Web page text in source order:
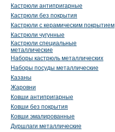
Кастрюли антипригарные
Кастрюли без покрытия
Кастрюли с керамическим покрытием
Кастрюли чугунные
Кастрюли специальные
металлические
Наборы кастрюль металлических
Наборы посуды металлические
Казаны
Жаровни
Ковши антипригарные
Ковши без покрытия
Ковши эмалированные
Дуршлаги металлические